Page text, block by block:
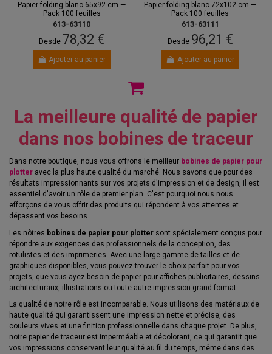
Papier folding blanc 65x92 cm —
Pack 100 feuilles
613-63110
Desde 78,32 €
Ajouter au panier
Papier folding blanc 72x102 cm —
Pack 100 feuilles
613-63111
Desde 96,21 €
Ajouter au panier
La meilleure qualité de papier
dans nos bobines de traceur
Dans notre boutique, nous vous offrons le meilleur bobines de papier pour
plotter avec la plus haute qualité du marché. Nous savons que pour des
résultats impressionnants sur vos projets d'impression et de design, il est
essentiel d'avoir un rôle de premier plan. C'est pourquoi nous nous
efforçons de vous offrir des produits qui répondent à vos attentes et
dépassent vos besoins.
Les nôtres bobines de papier pour plotter sont spécialement conçus pour
répondre aux exigences des professionnels de la conception, des
rotulistes et des imprimeries. Avec une large gamme de tailles et de
graphiques disponibles, vous pouvez trouver le choix parfait pour vos
projets, que vous ayez besoin de papier pour affiches publicitaires, dessins
architecturaux, illustrations ou toute autre impression grand format.
La qualité de notre rôle est incomparable. Nous utilisons des matériaux de
haute qualité qui garantissent une impression nette et précise, des
couleurs vives et une finition professionnelle dans chaque projet. De plus,
notre papier de traceur est imperméable et décolorant, ce qui garantit que
vos impressions conservent leur qualité au fil du temps, même dans des